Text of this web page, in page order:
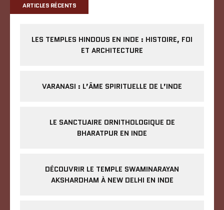
ARTICLES RÉCENTS
LES TEMPLES HINDOUS EN INDE : HISTOIRE, FOI
ET ARCHITECTURE
VARANASI : L’ÂME SPIRITUELLE DE L’INDE
LE SANCTUAIRE ORNITHOLOGIQUE DE
BHARATPUR EN INDE
DÉCOUVRIR LE TEMPLE SWAMINARAYAN
AKSHARDHAM À NEW DELHI EN INDE